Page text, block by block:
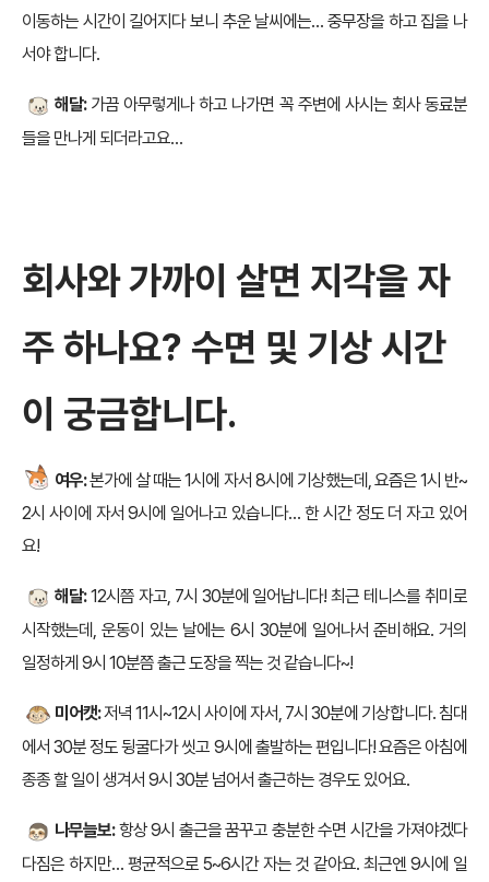
이동하는 시간이 길어지다 보니 추운 날씨에는… 중무장을 하고 집을 나
서야 합니다.
해달: 가끔 아무렇게나 하고 나가면 꼭 주변에 사시는 회사 동료분
들을 만나게 되더라고요…
회사와 가까이 살면 지각을 자
주 하나요? 수면 및 기상 시간
이 궁금합니다.
여우:본가에 살 때는 1시에 자서 8시에 기상했는데, 요즘은 1시 반~
2시 사이에 자서 9시에 일어나고 있습니다… 한 시간 정도 더 자고 있어
요!
해달:12시쯤 자고, 7시 30분에 일어납니다! 최근 테니스를 취미로
시작했는데, 운동이 있는 날에는 6시 30분에 일어나서 준비해요. 거의
일정하게 9시 10분쯤 출근 도장을 찍는 것 같습니다~!
미어캣:저녁 11시~12시 사이에 자서, 7시 30분에 기상합니다. 침대
에서 30분 정도 뒹굴다가 씻고 9시에 출발하는 편입니다! 요즘은 아침에
종종 할 일이 생겨서 9시 30분 넘어서 출근하는 경우도 있어요.
나무늘보:항상 9시 출근을 꿈꾸고 충분한 수면 시간을 가져야겠다
다짐은 하지만… 평균적으로 5~6시간 자는 것 같아요. 최근엔 9시에 일